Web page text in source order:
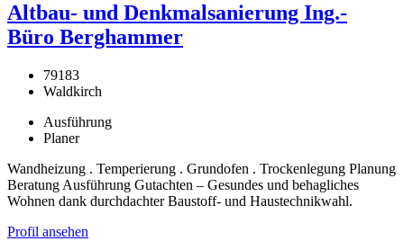
Altbau- und Denkmalsanierung Ing.-
Büro Berghammer
79183
Waldkirch
Ausführung
Planer
Wandheizung . Temperierung . Grundofen . Trockenlegung Planung
Beratung Ausführung Gutachten – Gesundes und behagliches
Wohnen dank durchdachter Baustoff- und Haustechnikwahl.
Profil ansehen